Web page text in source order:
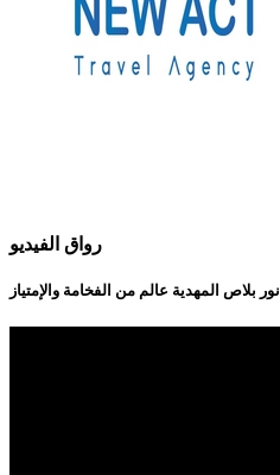
رواق الفيديو
نور بلاص المهدية عالم من الفخامة والإمتياز